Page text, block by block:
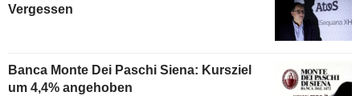
Vergessen
Banca Monte Dei Paschi Siena: Kursziel
um 4,4% angehoben